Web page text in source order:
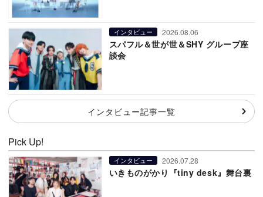
インタビュー 2026.08.06
スパフル＆世が世＆SHY グループ座
談会
インタビュー記事一覧
Pick Up!
インタビュー 2026.07.28
いきものがかり『tiny desk』舞台裏